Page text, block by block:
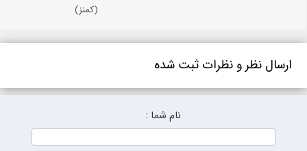
(کمنز)
ارسال نظر و نظرات ثبت شده
نام شما :